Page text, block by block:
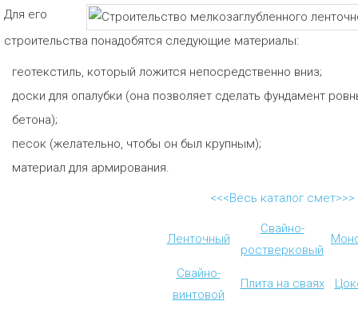
Для его
строительства понадобятся следующие материалы:
геотекстиль, который ложится непосредственно вниз;
доски для опалубки (она позволяет сделать фундамент
бетона);
песок (желательно, чтобы он был крупным);
материал для армирования.
<<<Весь каталог смет>>>
Ленточный
Свайно-
ростверковый
Свайно-
винтовой
Плита на сваях